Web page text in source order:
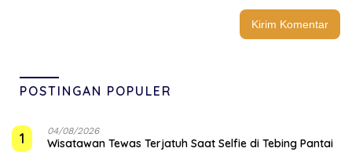
POSTINGAN POPULER
1 04/08/2026
Wisatawan Tewas Terjatuh Saat Selfie di Tebing Pantai